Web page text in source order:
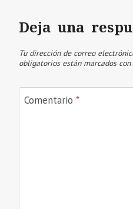
Deja una
Tu dirección de correo
obligatorios están marcados con
Comentario *